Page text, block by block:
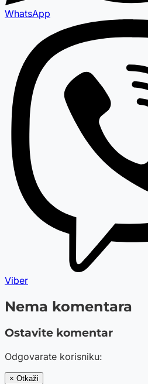
WhatsApp
Viber
Nema komentara
Ostavite komentar
Odgovarate korisniku:
× Otkaži